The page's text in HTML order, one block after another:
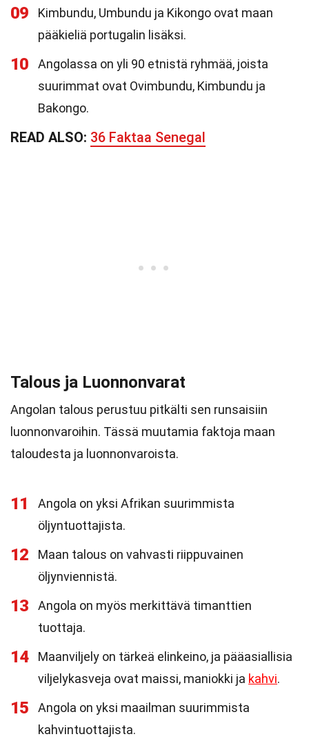
09
Kimbundu, Umbundu ja Kikongo ovat maan
pääkieliä portugalin lisäksi.
10
Angolassa on yli 90 etnistä ryhmää, joista
suurimmat ovat Ovimbundu, Kimbundu ja
Bakongo.
READ ALSO: 36 Faktaa Senegal
Talous ja Luonnonvarat
Angolan talous perustuu pitkälti sen runsaisiin
luonnonvaroihin. Tässä muutamia faktoja maan
taloudesta ja luonnonvaroista.
11
Angola on yksi Afrikan suurimmista
öljyntuottajista.
12
Maan talous on vahvasti riippuvainen
öljynviennistä.
13
Angola on myös merkittävä timanttien
tuottaja.
14
Maanviljely on tärkeä elinkeino, ja pääasiallisia
viljelykasveja ovat maissi, maniokki ja kahvi.
15
Angola on yksi maailman suurimmista
kahvintuottajista.